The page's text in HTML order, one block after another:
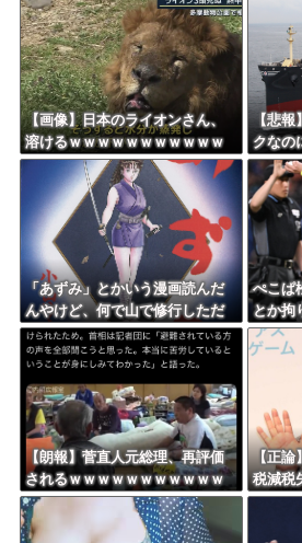
【画像】日本のライオンさん、
溶けるｗｗｗｗｗｗｗｗｗｗｗ
ｗｗｗ
【悲報
クなの
と韓国
「あずみ」とかいう漫画読んだ
んやけど、何で山で修行しただ
けの子供達があんなに強いんや
ぺこぱ
とか拘
援しよ
【朗報】菅直人元総理、再評価
されるｗｗｗｗｗｗｗｗｗｗｗ
ｗｗｗｗｗｗｗ
【正論
税減税
「次誰